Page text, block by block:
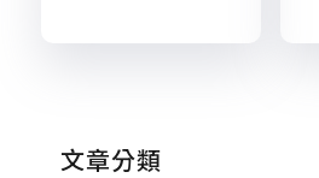
文章分類